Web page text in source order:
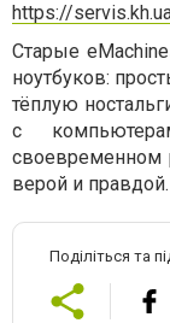
https://
Старые
ноутбуков:
тёплую
с
своевременном
верой и правдой.
Поділіться та